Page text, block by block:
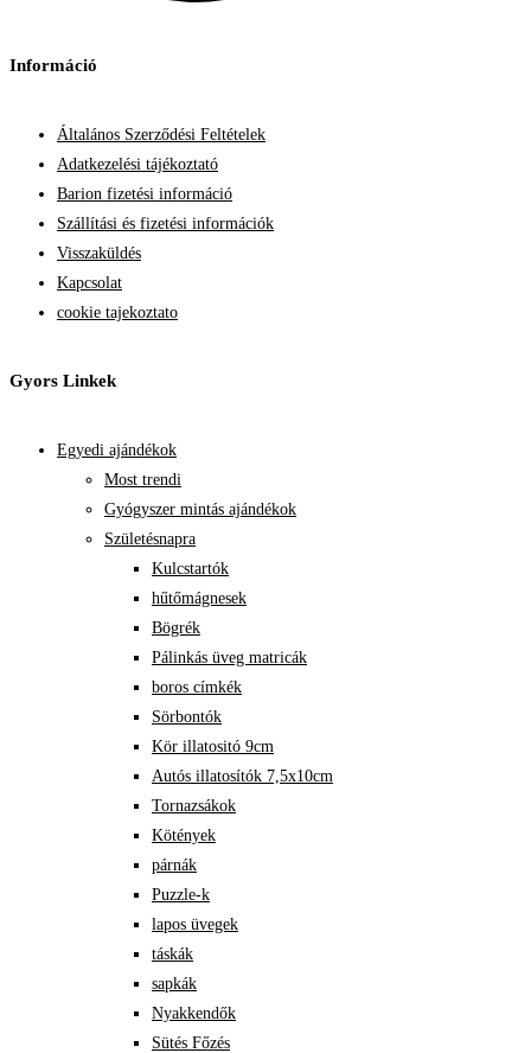
Információ
Általános Szerződési Feltételek
Adatkezelési tájékoztató
Barion fizetési információ
Szállítási és fizetési információk
Visszaküldés
Kapcsolat
cookie tajekoztato
Gyors Linkek
Egyedi ajándékok
Most trendi
Gyógyszer mintás ajándékok
Születésnapra
Kulcstartók
hűtőmágnesek
Bögrék
Pálinkás üveg matricák
boros címkék
Sörbontók
Kör illatositó 9cm
Autós illatosítók 7,5x10cm
Tornazsákok
Kötények
párnák
Puzzle-k
lapos üvegek
táskák
sapkák
Nyakkendők
Sütés Főzés